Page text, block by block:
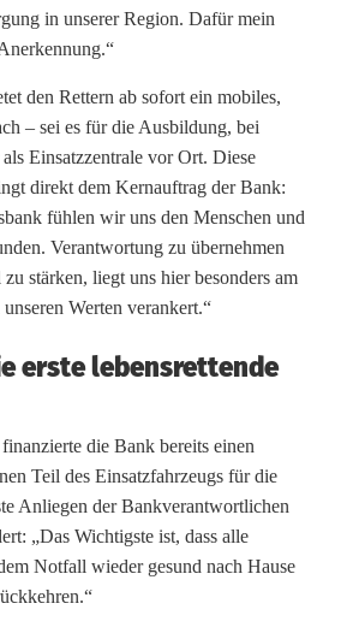
in unserer Region. Dafür mein
den Rettern ab sofort ein mobiles,
– sei es für die Ausbildung, bei
Einsatzzentrale vor Ort. Diese
direkt dem Kernauftrag der Bank:
fühlen wir uns den Menschen und
Verantwortung zu übernehmen
stärken, liegt uns hier besonders am
Werten verankert.“
erste lebensrettende
die Bank bereits einen
Teil des Einsatzfahrzeugs für die
Anliegen der Bankverantwortlichen
„Das Wichtigste ist, dass alle
Notfall wieder gesund nach Hause